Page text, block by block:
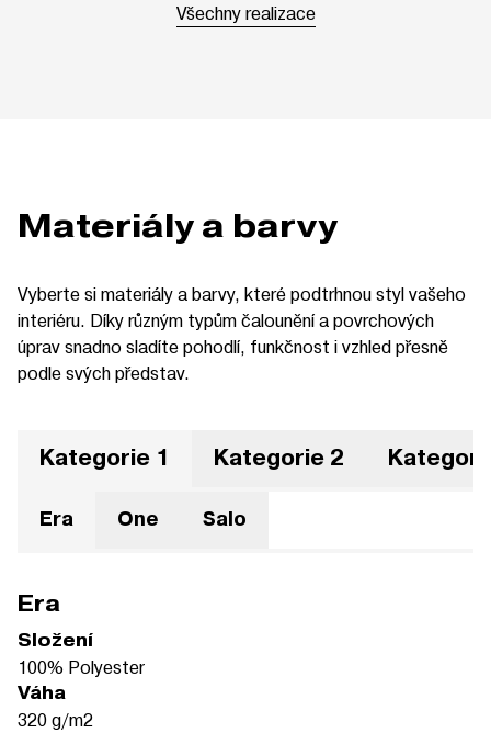
Všechny realizace
Materiály a barvy
Vyberte si materiály a barvy, které podtrhnou styl vašeho
interiéru. Díky různým typům čalounění a povrchových
úprav snadno sladíte pohodlí, funkčnost i vzhled přesně
podle svých představ.
Kategorie 1 Kategorie 2
Era One Salo
Era
Složení
100% Polyester
Váha
320 g/m2